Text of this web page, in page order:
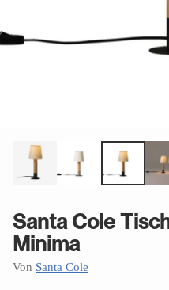
Santa Cole
Minima
Von Santa Cole